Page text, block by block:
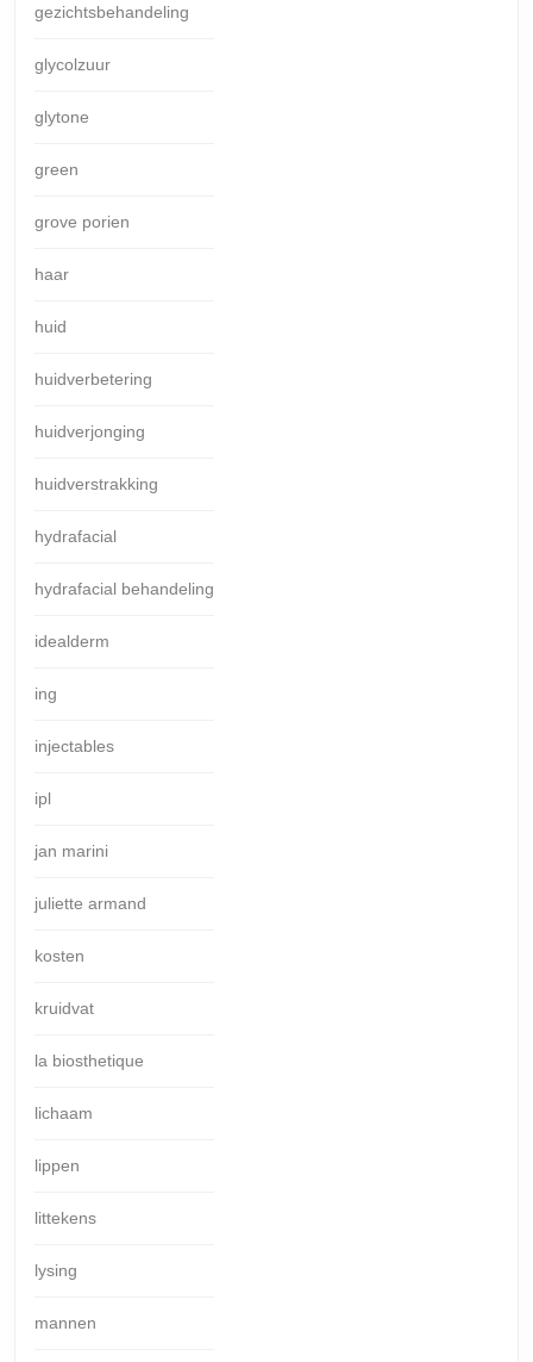
gezichtsbehandeling
glycolzuur
glytone
green
grove porien
haar
huid
huidverbetering
huidverjonging
huidverstrakking
hydrafacial
hydrafacial behandeling
idealderm
ing
injectables
ipl
jan marini
juliette armand
kosten
kruidvat
la biosthetique
lichaam
lippen
littekens
lysing
mannen